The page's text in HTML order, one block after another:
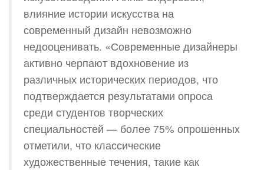
влияние истории искусства на
современный дизайн невозможно
недооценивать. «Современные дизайнеры
активно черпают вдохновение из
различных исторических периодов, что
подтверждается результатами опроса
среди студентов творческих
специальностей — более 75% опрошенных
отметили, что классические
художественные течения, такие как